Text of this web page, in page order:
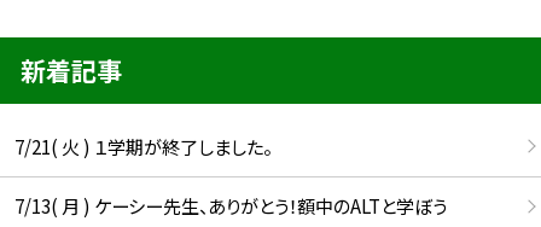
新着記事
7/21( 火 ) １学期が終了しました。
7/13( 月 ) ケーシー先生、ありがとう！額中のALTと学ぼう